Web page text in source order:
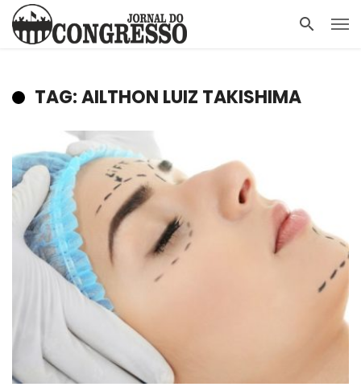
TAG: AILTHON LUIZ TAKISHIMA